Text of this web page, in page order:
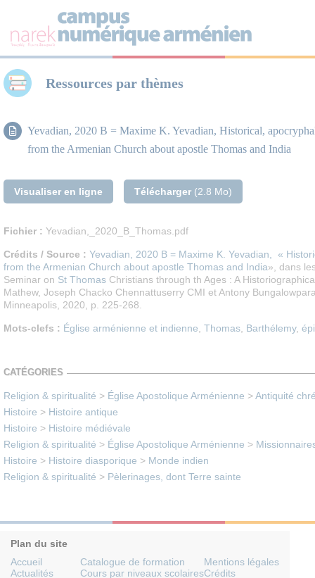
Ressources par thèmes
Yevadian, 2020 B = Maxime K. Yevadian, Historical,
from the Armenian Church about apostle Thomas and India
Visualiser en ligne Télécharger (2.8 Mo)
Fichier : Yevadian,_2020_B_Thomas.pdf
Crédits / Source : Yevadian, 2020 B = Maxime K. Yevadian, «
from the Armenian Church about apostle Thomas and India», dans
Seminar on St Thomas Christians through th Ages : A
Mathew, Joseph Chacko Chennattuserry CMI et Antony
Minneapolis, 2020, p. 225-268.
Mots-clefs : Église arménienne et indienne Thomas Barthélemy,
CATÉGORIES
Religion & spiritualité > Église Apostolique Arménienne >Antiquité
Histoire > Histoire antique
Histoire > Histoire médiévale
Religion & spiritualité > Église Apostolique Arménienne >
Histoire > Histoire diasporique > Monde indien
Religion & spiritualité > Pèlerinages, dont Terre sainte
Plan du site
Accueil
Actualités
Catalogue de formation
Cours par niveaux scolaires
Mentions légales
Crédits